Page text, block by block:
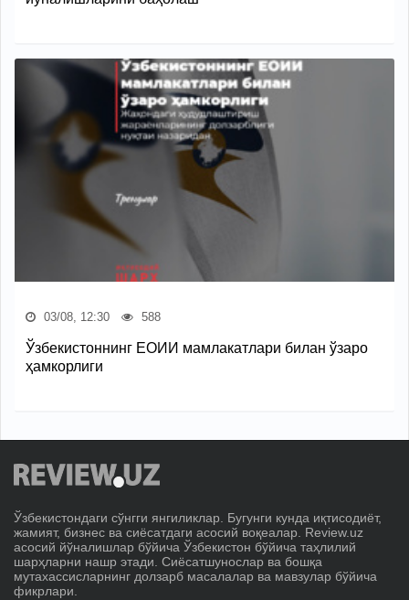
03/08, 12:30 588
Ўзбекистоннинг ЕОИИ мамлакатлари билан ўзаро
ҳамкорлиги
Ўзбекистондаги сўнгги янгиликлар. Бугунги кунда иқтисодиёт,
жамият, бизнес ва сиёсатдаги асосий воқеалар. Review.uz
асосий йўналишлар бўйича Ўзбекистон бўйича таҳлилий
шарҳларни нашр этади. Сиёсатшунослар ва бошқа
мутахассисларнинг долзарб масалалар ва мавзулар бўйича
фикрлари.